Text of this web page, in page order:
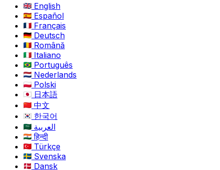
English
Español
Français
Deutsch
Română
Italiano
Português
Nederlands
Polski
日本語
中文
한국어
العربية
हिन्दी
Türkçe
Svenska
Dansk